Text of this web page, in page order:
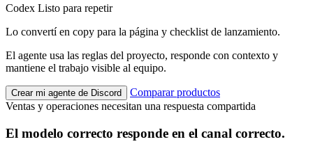
Codex Listo para repetir
Lo convertí en copy para la página y checklist de lanzamiento.
El agente usa las reglas del proyecto, responde con contexto y
mantiene el trabajo visible al equipo.
Crear mi agente de Discord
Comparar productos
Ventas y operaciones necesitan una respuesta compartida
El modelo correcto responde en el canal correcto.